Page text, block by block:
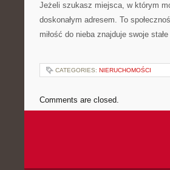
Jeżeli szukasz miejsca, w którym
doskonałym adresem. To
miłość do nieba znajduje swoje
CATEGORIES: NIERUCHOMOŚCI
Comments are closed.